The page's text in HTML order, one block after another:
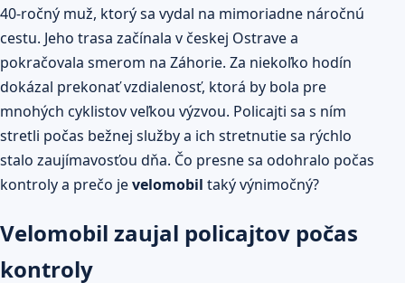
40-ročný muž, ktorý sa vydal na mimoriadne náročnú
cestu. Jeho trasa začínala v českej Ostrave a
pokračovala smerom na Záhorie. Za niekoľko hodín
dokázal prekonať vzdialenosť, ktorá by bola pre
mnohých cyklistov veľkou výzvou. Policajti sa s ním
stretli počas bežnej služby a ich stretnutie sa rýchlo
stalo zaujímavosťou dňa. Čo presne sa odohralo počas
kontroly a prečo jevelomobil taký výnimočný?
Velomobil zaujal policajtov počas
kontroly